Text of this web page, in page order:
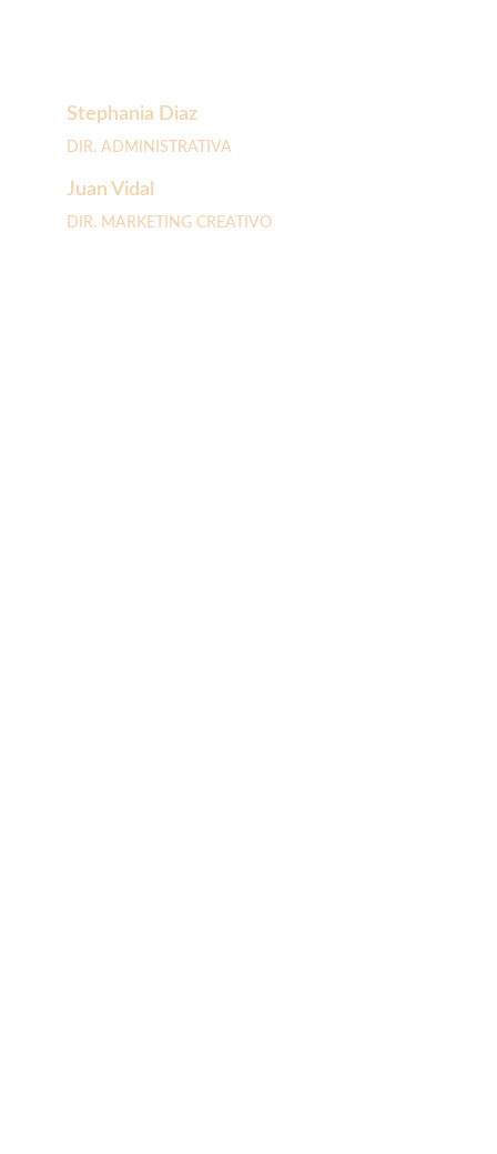
Stephania Diaz
DIR. ADMINISTRATIVA
Juan Vidal
DIR. MARKETING CREATIVO